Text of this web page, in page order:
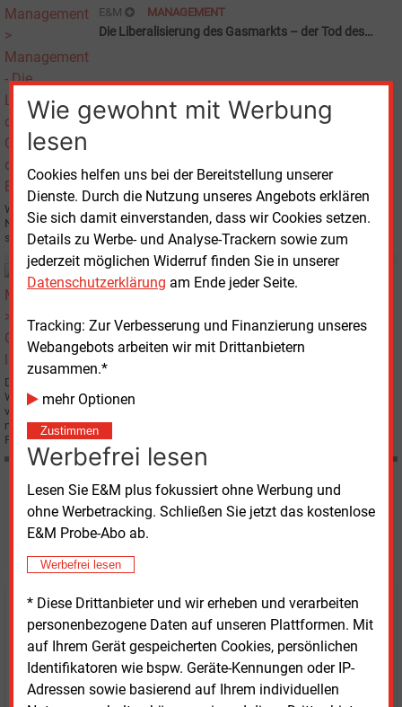
Wie gewohnt mit Werbung
lesen
Cookies helfen uns bei der Bereitstellung unserer
Dienste. Durch die Nutzung unseres Angebots erklären
Sie sich damit einverstanden, dass wir Cookies setzen.
Details zu Werbe- und Analyse-Trackern sowie zum
jederzeit möglichen Widerruf finden Sie in unserer
Datenschutzerklärung am Ende jeder Seite.
Tracking: Zur Verbesserung und Finanzierung unseres
Webangebots arbeiten wir mit Drittanbietern
zusammen.*
mehr Optionen
Zustimmen
Werbefrei lesen
Lesen Sie E&M plus fokussiert ohne Werbung und
ohne Werbetracking. Schließen Sie jetzt das kostenlose
E&M Probe-Abo ab.
Werbefrei lesen
* Diese Drittanbieter und wir erheben und verarbeiten
personenbezogene Daten auf unseren Plattformen. Mit
auf Ihrem Gerät gespeicherten Cookies, persönlichen
Identifikatoren wie bspw. Geräte-Kennungen oder IP-
Adressen sowie basierend auf Ihrem individuellen
E&M MANAGEMENT
Die Liberalisierung des Gasmarkts – der Tod des
Werden Energieberater mit der Liberalisierung des Gasmarktes überflüssig?
Nicht in jedem Fall, glauben Birgit Fratzke-Weiß* und Berthold Hannes*, aber
sie müssen bei ihrem Beratungs-Angebot kreativ sein.
E&M ÖSTERREICH
Der österreichische Gasmarkt ist Anfang Oktober 2002 für den freien
Wettbewerb geöffnet worden. Nachdem bereits seit Spätsommer des
vergangenen Jahres Großkunden mit einem Verbrauch von mehr als 25 Mio.
m3 Gas ihren Versorger frei wählen konnten, ist nun der Markt auch für die
Privatkunden liberalisiert.
Möchten Sie diese und
weitere Nachrichten lesen?
Kaufen Sie den Artikel
erhalten Sie sofort diesen redaktionellen Beitrag für
nur €2.98